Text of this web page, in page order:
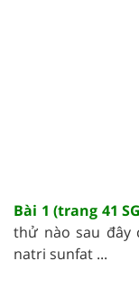
Bài 1 (trang 41
thử nào sau đây
natri sunfat ...